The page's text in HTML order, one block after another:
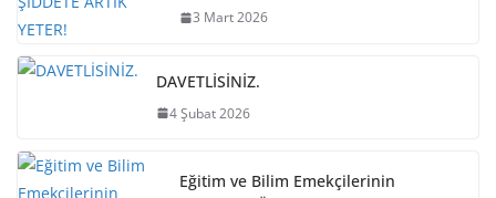
3 Mart 2026
DAVETLİSİNİZ.
4 Şubat 2026
Eğitim ve Bilim Emekçilerinin